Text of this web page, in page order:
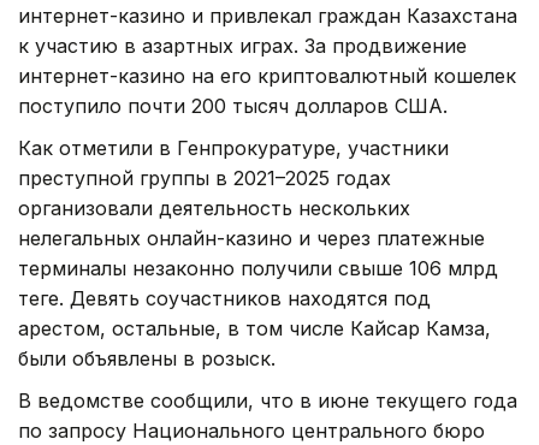
интернет-казино и привлекал граждан Казахстана
к участию в азартных играх. За продвижение
интернет-казино на его криптовалютный кошелек
поступило почти 200 тысяч долларов США.
Как отметили в Генпрокуратуре, участники
преступной группы в 2021–2025 годах
организовали деятельность нескольких
нелегальных онлайн-казино и через платежные
терминалы незаконно получили свыше 106 млрд
теңге. Девять соучастников находятся под
арестом, остальные, в том числе Кайсар Камза,
были объявлены в розыск.
В ведомстве сообщили, что в июне текущего года
по запросу Национального центрального бюро